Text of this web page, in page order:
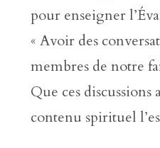
pour enseigner
« Avoir des
membres de notre
Que ces
contenu spirituel